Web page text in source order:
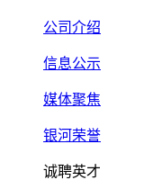
公司介绍
信息公示
媒体聚焦
银河荣誉
诚聘英才